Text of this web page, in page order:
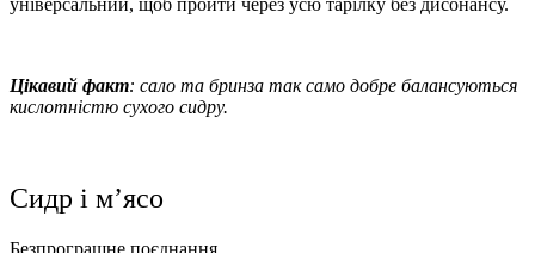
універсальний, щоб пройти через усю тарілку без дисонансу.
Цікавий факт: сало та бринза так само добре балансуються
кислотністю сухого сидру.
Сидр і м’ясо
Безпрограшне поєднання.